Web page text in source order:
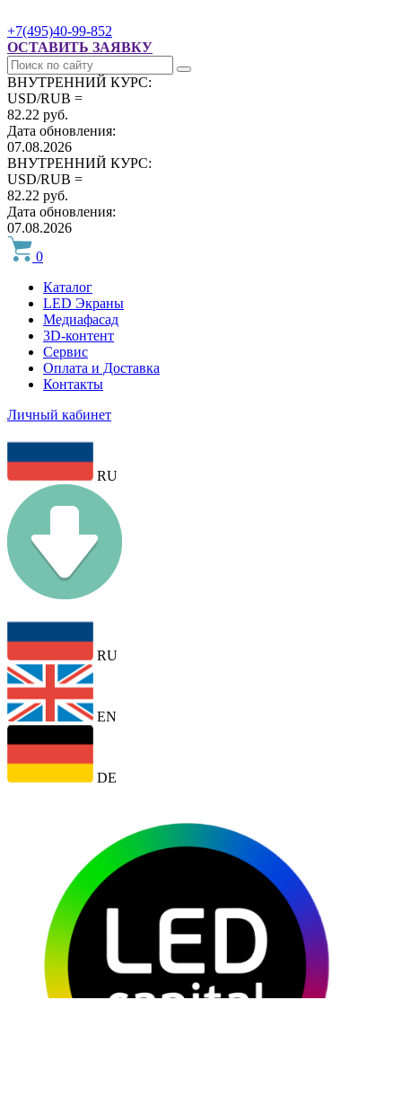
+7(495)40-99-852
ОСТАВИТЬ ЗАЯВКУ
ВНУТРЕННИЙ КУРС:
USD/RUB =
82.22 руб.
Дата обновления:
07.08.2026
ВНУТРЕННИЙ КУРС:
USD/RUB =
82.22 руб.
Дата обновления:
07.08.2026
0
Каталог
LED Экраны
Медиафасад
3D-контент
Сервис
Оплата и Доставка
Контакты
Личный кабинет
RU
RU
EN
DE